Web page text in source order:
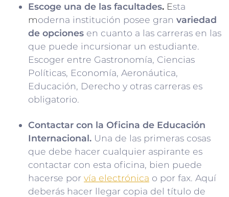
Escoge una de las facultades. Esta
moderna institución posee gran variedad
de opciones en cuanto a las carreras en las
que puede incursionar un estudiante.
Escoger entre Gastronomía, Ciencias
Políticas, Economía, Aeronáutica,
Educación, Derecho y otras carreras es
obligatorio.
Contactar con la Oficina de Educación
Internacional. Una de las primeras cosas
que debe hacer cualquier aspirante es
contactar con esta oficina, bien puede
hacerse por vía electrónica o por fax. Aquí
deberás hacer llegar copia del título de